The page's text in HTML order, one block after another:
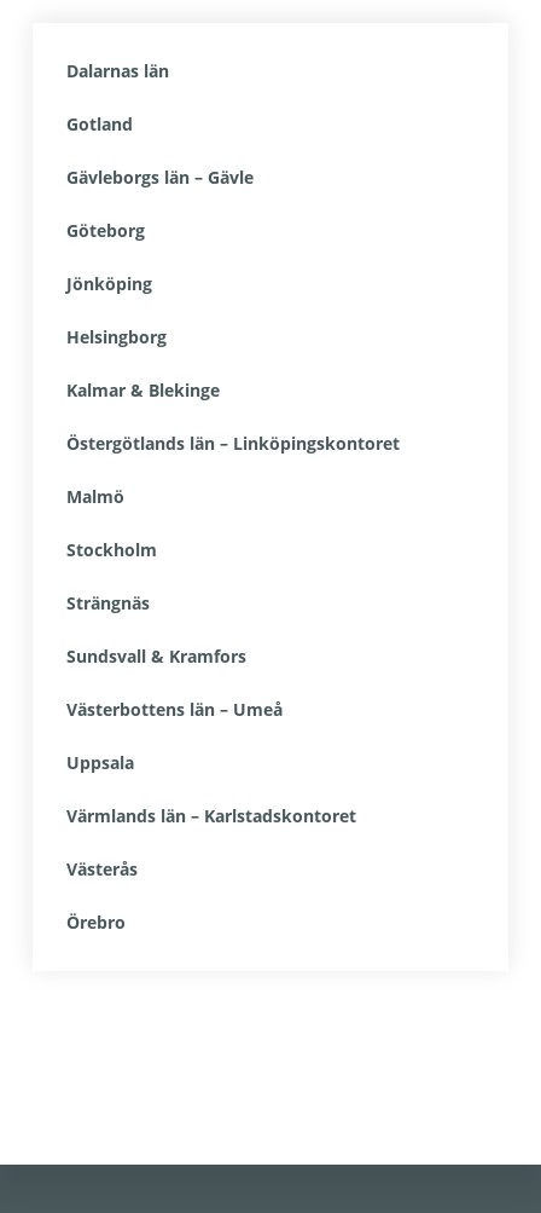
Dalarnas län
Gotland
Gävleborgs län – Gävle
Göteborg
Jönköping
Helsingborg
Kalmar & Blekinge
Östergötlands län – Linköpingskontoret
Malmö
Stockholm
Strängnäs
Sundsvall & Kramfors
Västerbottens län – Umeå
Uppsala
Värmlands län – Karlstadskontoret
Västerås
Örebro